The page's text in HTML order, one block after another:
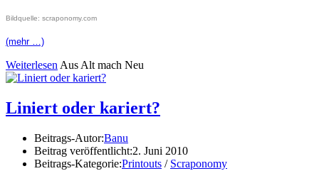
Bildquelle: scraponomy.com
(mehr …)
Weiterlesen Aus Alt mach Neu
Liniert oder kariert?
Beitrags-Autor:Banu
Beitrag veröffentlicht:2. Juni 2010
Beitrags-Kategorie:Printouts / Scraponomy